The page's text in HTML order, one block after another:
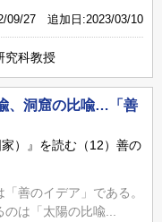
09/27 追加日:2023/03/10
究科教授
、洞窟の比喩…「善
）』を読む（12）善の
善のイデア」である。
は「太陽の比喩...